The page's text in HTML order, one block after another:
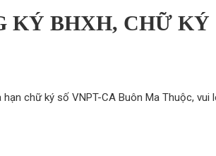
KÝ BHXH, CHỮ KÝ
chữ ký số VNPT-CA Buôn Ma Thuộc, vui